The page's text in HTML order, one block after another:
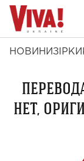
НОВИНИ ЗІРКИ
НЕТ,